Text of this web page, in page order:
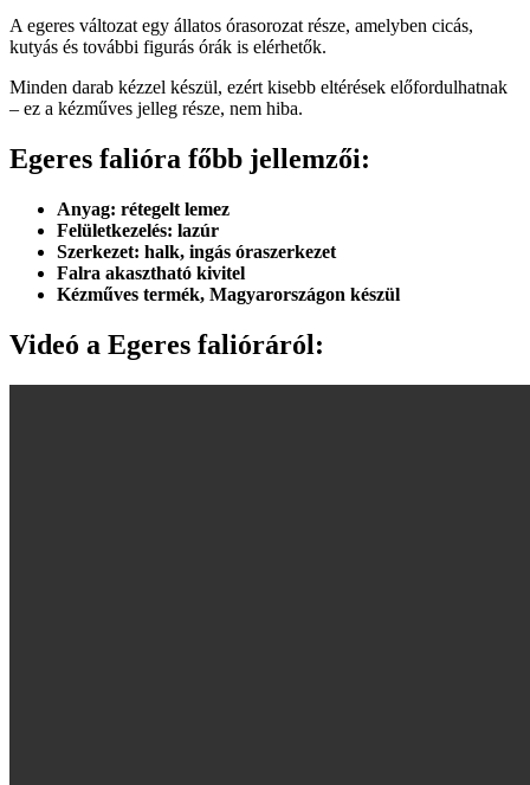
A egeres változat egy állatos órasorozat része, amelyben cicás,
kutyás és további figurás órák is elérhetők.
Minden darab kézzel készül, ezért kisebb eltérések előfordulhatnak
– ez a kézműves jelleg része, nem hiba.
Egeres falióra főbb jellemzői:
Anyag: rétegelt lemez
Felületkezelés: lazúr
Szerkezet: halk, ingás óraszerkezet
Falra akasztható kivitel
Kézműves termék, Magyarországon készül
Videó a Egeres falióráról: